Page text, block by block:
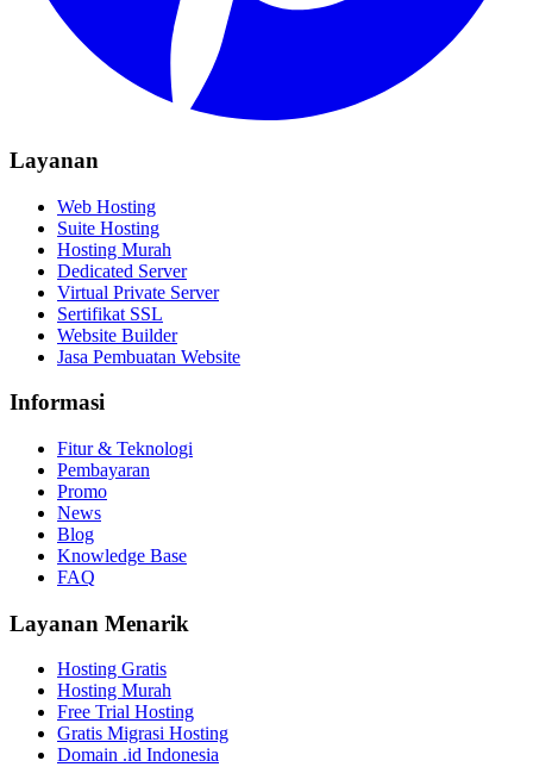
Layanan
Web Hosting
Suite Hosting
Hosting Murah
Dedicated Server
Virtual Private Server
Sertifikat SSL
Website Builder
Jasa Pembuatan Website
Informasi
Fitur & Teknologi
Pembayaran
Promo
News
Blog
Knowledge Base
FAQ
Layanan Menarik
Hosting Gratis
Hosting Murah
Free Trial Hosting
Gratis Migrasi Hosting
Domain .id Indonesia